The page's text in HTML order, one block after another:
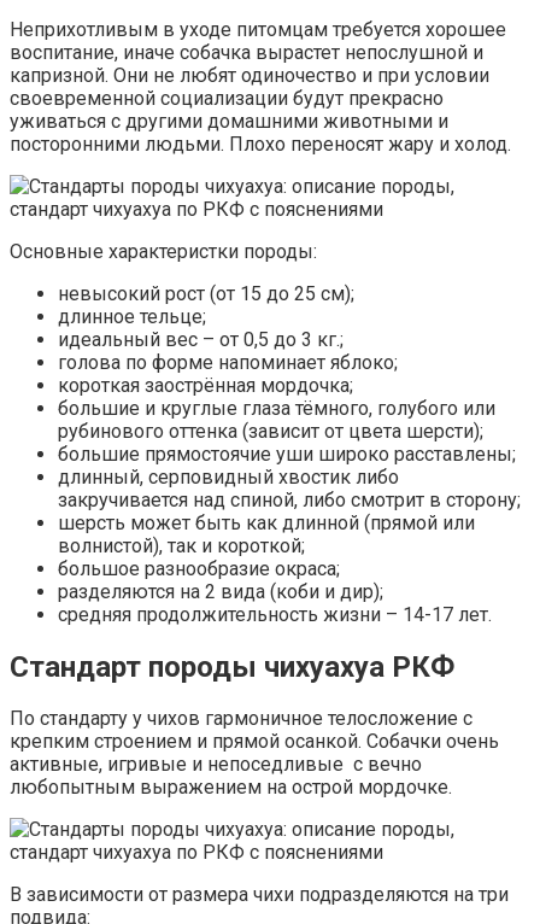
Неприхотливым в уходе питомцам требуется хорошее
воспитание, иначе собачка вырастет непослушной и
капризной. Они не любят одиночество и при условии
своевременной социализации будут прекрасно
уживаться с другими домашними животными и
посторонними людьми. Плохо переносят жару и холод.
Основные характеристки породы:
невысокий рост (от 15 до 25 см);
длинное тельце;
идеальный вес – от 0,5 до 3 кг.;
голова по форме напоминает яблоко;
короткая заострённая мордочка;
большие и круглые глаза тёмного, голубого или
рубинового оттенка (зависит от цвета шерсти);
большие прямостоячие уши широко расставлены;
длинный, серповидный хвостик либо
закручивается над спиной, либо смотрит в сторону;
шерсть может быть как длинной (прямой или
волнистой), так и короткой;
большое разнообразие окраса;
разделяются на 2 вида (коби и дир);
средняя продолжительность жизни – 14-17 лет.
Стандарт породы чихуахуа РКФ
По стандарту у чихов гармоничное телосложение с
крепким строением и прямой осанкой. Собачки очень
активные, игривые и непоседливые с вечно
любопытным выражением на острой мордочке.
В зависимости от размера чихи подразделяются на три
подвида: